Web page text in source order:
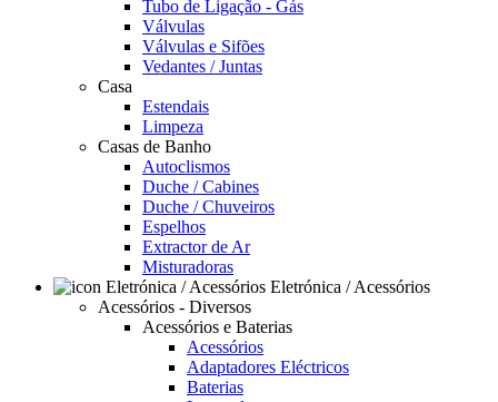
Tubo de Ligação - Gás
Válvulas
Válvulas e Sifões
Vedantes / Juntas
Casa
Estendais
Limpeza
Casas de Banho
Autoclismos
Duche / Cabines
Duche / Chuveiros
Espelhos
Extractor de Ar
Misturadoras
Eletrónica / Acessórios
Acessórios - Diversos
Acessórios e Baterias
Acessórios
Adaptadores Eléctricos
Baterias